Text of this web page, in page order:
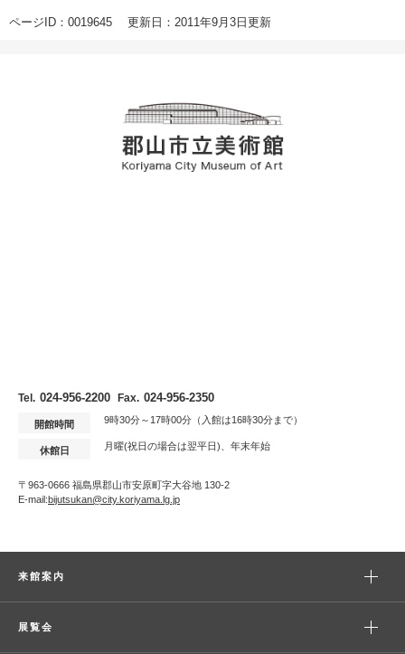
ページID：0019645 更新日：2011年9月3日更新
Tel. 024-956-2200 Fax. 024-956-2350
開館時間 9時30分～17時00分（入館は16時30分まで）
休館日 月曜(祝日の場合は翌平日)、年末年始
〒963-0666 福島県郡山市安原町字大谷地 130-2
E-mail:bijutsukan@city.koriyama.lg.jp
来館案内
展覧会